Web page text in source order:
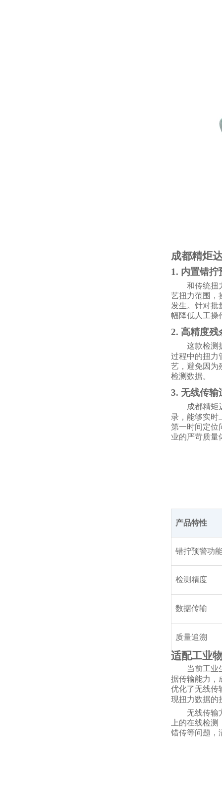
成都精炬
1. 内置错
和传统扭
艺扭力范围，
发生。针对批
幅降低人工操
2. 高精度残
这款检测
过程中的扭力
艺，避免因为
检测数据。
3. 无线传输
成都精矩
录，能够实时
第一时间定位
业的严苛质量
产品特性
错拧预警功
检测精度
数据传输
质量追溯
适配工业
当前工业
据传输能力，
优化了无线传
现扭力数据的
无线传输
上的在线检测
错传等问题，